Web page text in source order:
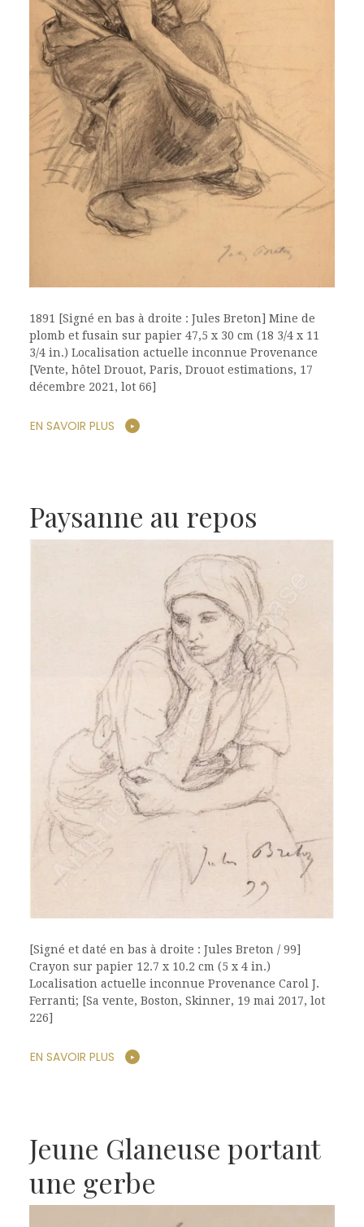
1891 [Signé en bas à droite : Jules Breton] Mine de
plomb et fusain sur papier 47,5 x 30 cm (18 3/4 x 11
3/4 in.) Localisation actuelle inconnue Provenance
[Vente, hôtel Drouot, Paris, Drouot estimations, 17
décembre 2021, lot 66]
EN SAVOIR PLUS
Paysanne au repos
[Signé et daté en bas à droite : Jules Breton / 99]
Crayon sur papier 12.7 x 10.2 cm (5 x 4 in.)
Localisation actuelle inconnue Provenance Carol J.
Ferranti; [Sa vente, Boston, Skinner, 19 mai 2017, lot
226]
EN SAVOIR PLUS
Jeune Glaneuse portant
une gerbe